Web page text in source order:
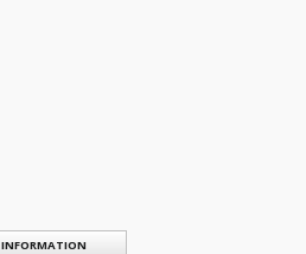
INFORMATION